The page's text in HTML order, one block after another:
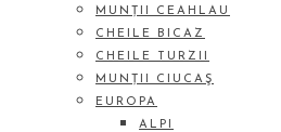
MUNȚII CEAHLAU
CHEILE BICAZ
CHEILE TURZII
MUNȚII CIUCAŞ
EUROPA
ALPI